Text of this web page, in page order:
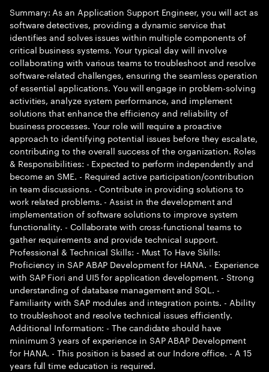
Summary: As an Application Support Engineer, you will act as
software detectives, providing a dynamic service that
identifies and solves issues within multiple components of
critical business systems. Your typical day will involve
collaborating with various teams to troubleshoot and resolve
software-related challenges, ensuring the seamless operation
of essential applications. You will engage in problem-solving
activities, analyze system performance, and implement
solutions that enhance the efficiency and reliability of
business processes. Your role will require a proactive
approach to identifying potential issues before they escalate,
contributing to the overall success of the organization. Roles
& Responsibilities: - Expected to perform independently and
become an SME. - Required active participation/contribution
in team discussions. - Contribute in providing solutions to
work related problems. - Assist in the development and
implementation of software solutions to improve system
functionality. - Collaborate with cross-functional teams to
gather requirements and provide technical support.
Professional & Technical Skills: - Must To Have Skills:
Proficiency in SAP ABAP Development for HANA. - Experience
with SAP Fiori and UI5 for application development. - Strong
understanding of database management and SQL. -
Familiarity with SAP modules and integration points. - Ability
to troubleshoot and resolve technical issues efficiently.
Additional Information: - The candidate should have
minimum 3 years of experience in SAP ABAP Development
for HANA. - This position is based at our Indore office. - A 15
years full time education is required.